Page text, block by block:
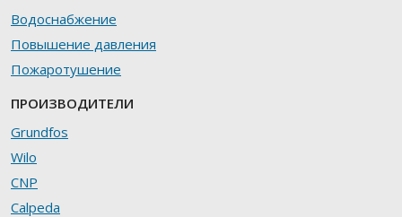
Водоснабжение
Повышение давления
Пожаротушение
ПРОИЗВОДИТЕЛИ
Grundfos
Wilo
CNP
Calpeda